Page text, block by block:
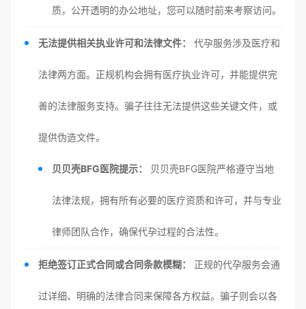
质，公开透明的办公地址，您可以随时前来考察访问。
无法提供相关执业许可和法律文件： 代孕服务涉及医疗和
法律两方面。正规机构会拥有医疗执业许可，并能提供完
善的法律服务支持。骗子往往无法提供这些关键文件，或
提供伪造文件。
贝贝壳BFG医院提示： 贝贝壳BFG医院严格遵守当地
法律法规，拥有所有必要的医疗资质和许可，并与专业
律师团队合作，确保代孕过程的合法性。
拒绝签订正式合同或合同条款模糊： 正规的代孕服务会通
过详细、明确的法律合同来保障各方权益。骗子则会以各